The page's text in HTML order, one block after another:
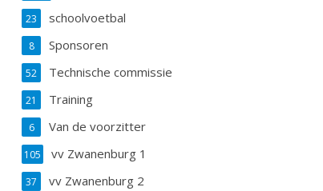
schoolvoetbal
23
Sponsoren
8
Technische commissie
52
Training
21
Van de voorzitter
6
vv Zwanenburg 1
105
vv Zwanenburg 2
37